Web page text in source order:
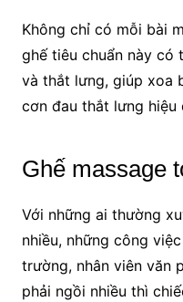
Không chỉ có mỗi bài
ghế tiêu chuẩn này có
và thắt lưng, giúp xoa
cơn đau thắt lưng hiệu
Ghế massage
Với những ai thường
nhiều, những công
trường, nhân viên văn
phải ngồi nhiều thì